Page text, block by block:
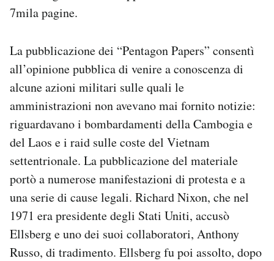
7mila pagine.
La pubblicazione dei “Pentagon Papers” consentì
all’opinione pubblica di venire a conoscenza di
alcune azioni militari sulle quali le
amministrazioni non avevano mai fornito notizie:
riguardavano i bombardamenti della Cambogia e
del Laos e i raid sulle coste del Vietnam
settentrionale. La pubblicazione del materiale
portò a numerose manifestazioni di protesta e a
una serie di cause legali. Richard Nixon, che nel
1971 era presidente degli Stati Uniti, accusò
Ellsberg e uno dei suoi collaboratori, Anthony
Russo, di tradimento. Ellsberg fu poi assolto, dopo